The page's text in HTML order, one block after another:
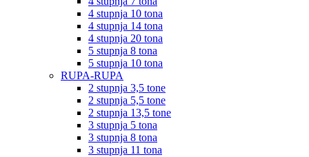
4 stupnja 10 tona
4 stupnja 14 tona
4 stupnja 20 tona
5 stupnja 8 tona
5 stupnja 10 tona
RUPA-RUPA
2 stupnja 3,5 tone
2 stupnja 5,5 tone
2 stupnja 13,5 tone
3 stupnja 5 tona
3 stupnja 8 tona
3 stupnja 11 tona